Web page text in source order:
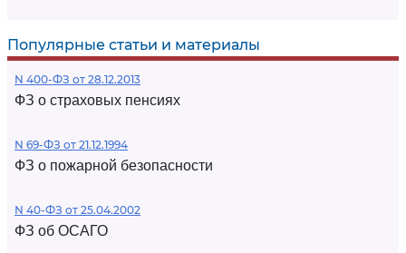
Популярные статьи и материалы
N 400-ФЗ от 28.12.2013
ФЗ о страховых пенсиях
N 69-ФЗ от 21.12.1994
ФЗ о пожарной безопасности
N 40-ФЗ от 25.04.2002
ФЗ об ОСАГО